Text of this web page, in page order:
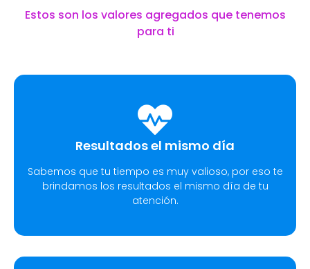
Estos son los valores agregados que tenemos
para ti
Resultados el mismo día
Sabemos que tu tiempo es muy valioso, por eso te
brindamos los resultados el mismo día de tu
atención.